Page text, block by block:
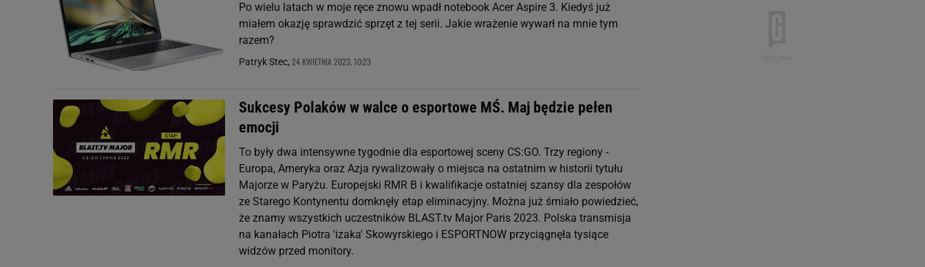
Po wielu latach w moje ręce znowu wpadł notebook Acer Aspire 3. Kiedyś już
miałem okazję sprawdzić sprzęt z tej serii. Jakie wrażenie wywarł na mnie tym
razem?
Patryk Stec, 24 KWIETNIA 2023, 10:23
Sukcesy Polaków w walce o esportowe MŚ. Maj będzie pełen
emocji
To były dwa intensywne tygodnie dla esportowej sceny CS:GO. Trzy regiony -
Europa, Ameryka oraz Azja rywalizowały o miejsca na ostatnim w historii tytułu
Majorze w Paryżu. Europejski RMR B i kwalifikacje ostatniej szansy dla zespołów
ze Starego Kontynentu domknęły etap eliminacyjny. Można już śmiało powiedzieć,
że znamy wszystkich uczestników BLAST.tv Major Paris 2023. Polska transmisja
na kanałach Piotra 'izaka' Skowyrskiego i ESPORTNOW przyciągnęła tysiące
widzów przed monitory.